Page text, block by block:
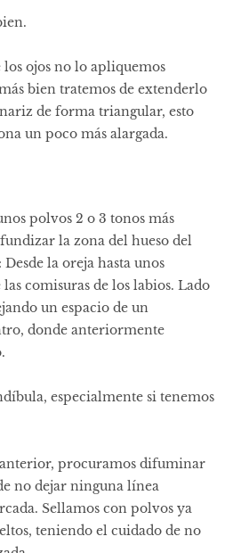
los ojos no lo apliquemos
bien tratemos de extenderlo
nariz de forma triangular, esto
un poco más alargada.
polvos 2 o 3 tonos más
la zona del hueso del
la oreja hasta unos
comisuras de los labios. Lado
un espacio de un
donde anteriormente
especialmente si tenemos
procuramos difuminar
no dejar ninguna línea
Sellamos con polvos ya
teniendo el cuidado de no